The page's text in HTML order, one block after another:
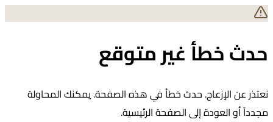
حدث خطأ غير متوقع
نعتذر عن الإزعاج. حدث خطأ في هذه الصفحة. يمكنك المحاولة
مجدداً أو العودة إلى الصفحة الرئيسية.